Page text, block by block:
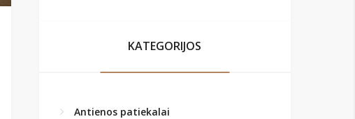
KATEGORIJOS
Antienos patiekalai